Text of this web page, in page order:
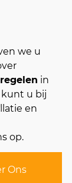
we u
in
u bij
en
op.
Ons